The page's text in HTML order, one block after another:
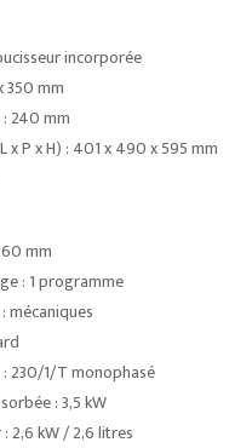
incorporée
350 mm
240 mm
x P x H) : 401 x 490 x 595 mm
mm
: 1 programme
mécaniques
230/1/T monophasé
: 3,5 kW
2,6 kW / 2,6 litres